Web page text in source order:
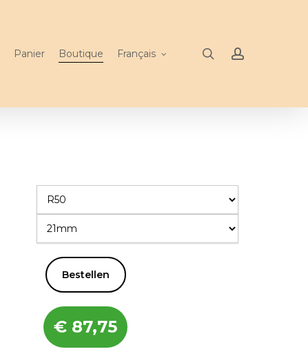
Panier Boutique Français searchaccount
Bestellen
€ 87,75